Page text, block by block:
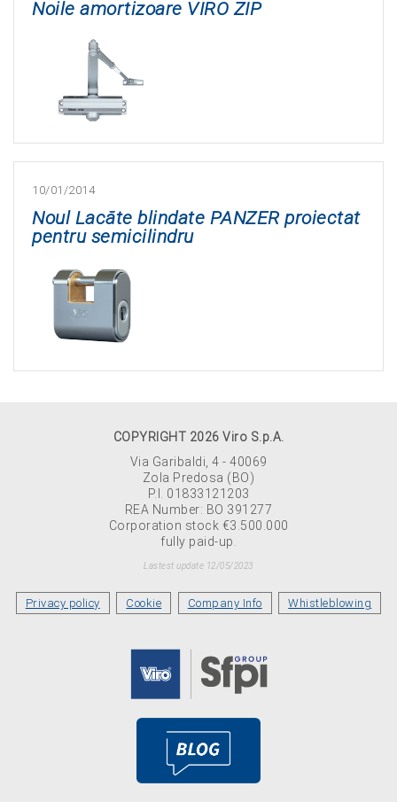
Noile amortizoare VIRO ZIP
10/01/2014
Noul Lacăte blindate PANZER proiectat
pentru semicilindru
COPYRIGHT 2026 Viro S.p.A.
Via Garibaldi, 4 - 40069
Zola Predosa (BO)
P.I. 01833121203
REA Number: BO 391277
Corporation stock €3.500.000
fully paid-up.
Lastest update 12/05/2023
Privacy policy Cookie Company Info Whistleblowing